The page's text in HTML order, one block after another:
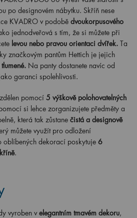
po designovém nábytku. Skříň nese
KVADRO v podobě dvoukorpusového
jednodveřová s tím, že si můžete při
levou nebo pravou orientaci dvířek. Ta
značkovým pantům Hettich je jejich
. Na panty dostanete navíc od
garanci spolehlivosti.
pomocí 5 výškově polohovatelných
si lehce zorganizujete předměty a
která tak zůstane čistá a designově
můžete využít pro odložení
oblíbených dekorací poskytuje 6
.
vyroben velegantním tmavém dekoru,